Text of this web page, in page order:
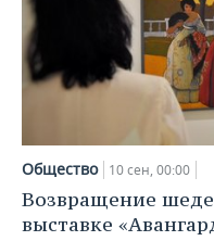
Общество 10 сен, 00:00
Возвращение
выставке